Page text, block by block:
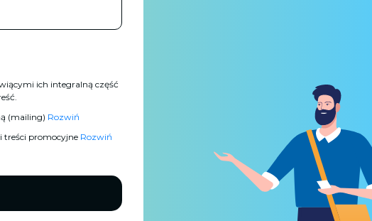
ich integralną część
(mailing) Rozwiń
treści promocyjne Rozwiń